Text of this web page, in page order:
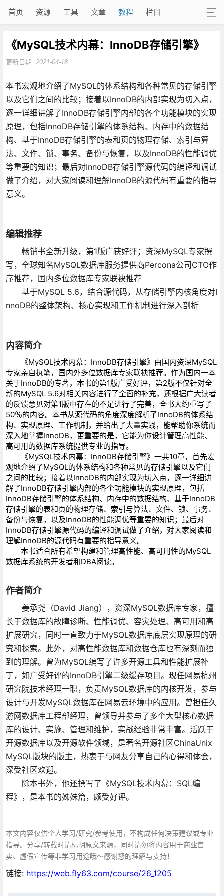
首页 资源 工具 文章 教程 栏目
《MySQL技术内幕：InnoDB存储引擎》
更新日期: 2021-04-18
本书宏观地介绍了MySQL的体系结构和各种常见的存储引擎
以及它们之间的比较；接着以InnoDB的内部实现为切入点，
逐一详细讲解了InnoDB存储引擎内部的各个功能模块的实现
原理，包括InnoDB存储引擎的体系结构、内存中的数据结
构、基于InnoDB存储引擎的表和页的物理存储、索引与算
法、文件、锁、事务、备份与恢复，以及InnoDB的性能调优
等重要的知识；最后对InnoDB存储引擎源代码的编译和调试
做了介绍，对大家阅读和理解InnoDB的源代码有重要的指导
意义。
编辑推荐
畅销书全新升级，第1版广获好评；资深MySQL专家撰
写，全球知名MySQL数据库服务提供商Percona公司CTO作
序推荐，国内多位数据库专家联袂推荐
基于MySQL 5.6，结合源代码，从存储引擎内核角度对I
nnoDB的整体架构、核心实现和工作机制进行深入剖析
内容简介
《MySQL技术内幕：InnoDB存储引擎》由国内资深MySQL
专家亲自执笔，国内外多位数据库专家联袂推荐。作为国内一本
关于InnoDB的专著，本书的第1版广受好评，第2版不仅针对全
新的MySQL 5.6对相关内容进行了全面的补充，还根据广大读者
的反馈意见对第1版中存在的不足进行了完善，全书大约重写了
50％的内容。本书从源代码的角度深度解析了InnoDB的体系结
构、实现原理、工作机制，并给出了大量实践，能帮助你系统而
深入地掌握InnoDB，更重要的是，它能为你设计管理高性能、
高可用的数据库系统提供专业的指导。
《MySQL技术内幕：InnoDB存储引擎》一共10章，首先宏
观地介绍了MySQL的体系结构和各种常见的存储引擎以及它们
之间的比较；接着以InnoDB的内部实现为切入点，逐一详细讲
解了InnoDB存储引擎内部的各个功能模块的实现原理，包括
InnoDB存储引擎的体系结构、内存中的数据结构、基于InnoDB
存储引擎的表和页的物理存储、索引与算法、文件、锁、事务、
备份与恢复，以及InnoDB的性能调优等重要的知识；最后对
InnoDB存储引擎源代码的编译和调试做了介绍，对大家阅读和
理解InnoDB的源代码有重要的指导意义。
本书适合所有希望构建和管理高性能、高可用性的MySQL
数据库系统的开发者和DBA阅读。
作者简介
姜承尧（David Jiang），资深MySQL数据库专家，擅
长于数据库的故障诊断、性能调优、容灾处理、高可用和高
扩展研究，同时一直致力于MySQL数据库底层实现原理的研
究和探索。此外，对高性能数据库和数据仓库也有深刻而独
到的理解。曾为MySQL编写了许多开源工具和性能扩展补
丁，如广受好评的InnoDB引擎二级缓存项目。现任网易杭州
研究院技术经理一职，负责MySQL数据库的内核开发，参与
设计与开发MySQL数据库在网易云环境中的应用。曾担任久
游网数据库工程部经理，曾领导并参与了多个大型核心数据
库的设计、实施、管理和维护，实战经验非常丰富。活跃于
开源数据库以及开源软件领域，是著名开源社区ChinaUnix
MySQL版块的版主，热衷于与网友分享自己的心得和体会，
深受社区欢迎。
除本书外，他还撰写了《MySQL技术内幕：SQL编
程》，是本书的姊妹篇，颇受好评。
本文内容仅供个人学习/研究/参考使用，不构成任何决策建议或专业
指导。分享/转载时请标明原文来源，同时请勿将内容用于商业售
卖、虚假宣传等非学习用途哦～感谢您的理解与支持！
链接: https://web.fly63.com/course/26_1205